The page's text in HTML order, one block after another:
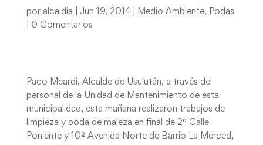
por alcaldia Jun 19, 2014| Medio Ambiente, Podas
0 Comentarios
Paco Meardi, Alcalde de Usulután, a través del
personal de la Unidad de Mantenimiento de esta
municipalidad, esta mañana realizaron trabajos de
limpieza y poda de maleza en final de 2º Calle
Poniente y 10º Avenida Norte de Barrio La Merced,